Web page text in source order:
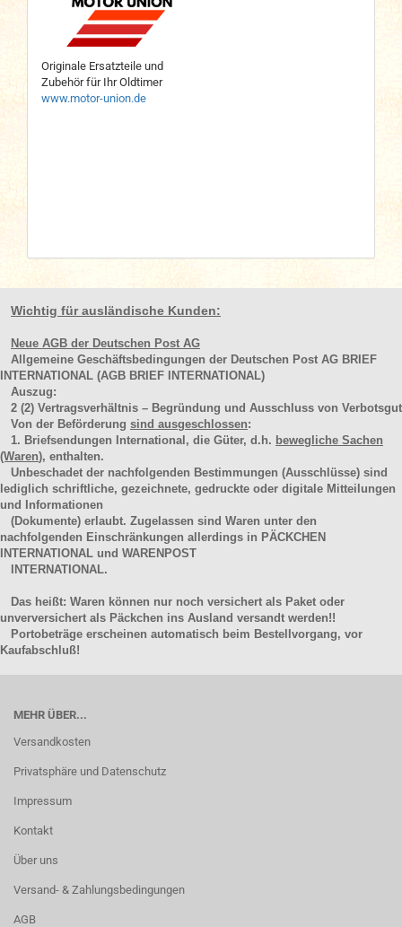
Originale Ersatzteile und
Zubehör für Ihr Oldtimer
www.motor-union.de
Wichtig für ausländische Kunden:
Neue AGB der Deutschen Post AG
Allgemeine Geschäftsbedingungen der Deutschen Post AG BRIEF
INTERNATIONAL (AGB BRIEF INTERNATIONAL)
Auszug:
2 (2) Vertragsverhältnis – Begründung und Ausschluss von Verbotsgut
Von der Beförderung sind ausgeschlossen:
1. Briefsendungen International, die Güter, d.h. bewegliche Sachen
(Waren), enthalten.
Unbeschadet der nachfolgenden Bestimmungen (Ausschlüsse) sind
lediglich schriftliche, gezeichnete, gedruckte oder digitale Mitteilungen
und Informationen
(Dokumente) erlaubt. Zugelassen sind Waren unter den
nachfolgenden Einschränkungen allerdings in PÄCKCHEN
INTERNATIONAL und WARENPOST
INTERNATIONAL.
Das heißt: Waren können nur noch versichert als Paket oder
unverversichert als Päckchen ins Ausland versandt werden!!
Portobeträge erscheinen automatisch beim Bestellvorgang, vor
Kaufabschluß!
MEHR ÜBER...
Versandkosten
Privatsphäre und Datenschutz
Impressum
Kontakt
Über uns
Versand- & Zahlungsbedingungen
AGB